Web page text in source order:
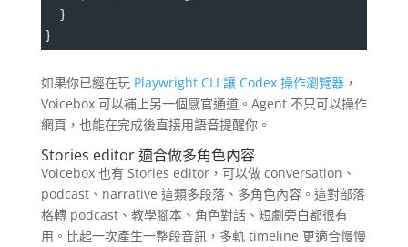
  }
}
如果你已經在玩 Playwright CLI 讓 Codex 操作瀏覽器，
Voicebox 可以補上另一個感官通道。Agent 不只可以操作
網頁，也能在完成後直接用語音提醒你。
Stories editor 適合做多角色內容
Voicebox 也有 Stories editor，可以做 conversation、
podcast、narrative 這類多段落、多角色內容。這對部落
格轉 podcast、教學腳本、角色對話、短劇旁白都很有
用。比起一次產生一整段音訊，多軌 timeline 更適合慢慢